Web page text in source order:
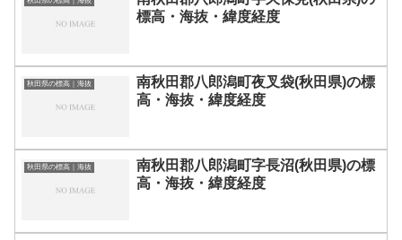
標高・海抜・緯度経度
秋田県の標高｜海抜
南秋田郡八郎潟町夜叉袋(秋田県)の標
高・海抜・緯度経度
秋田県の標高｜海抜
南秋田郡八郎潟町字長沼(秋田県)の標
高・海抜・緯度経度